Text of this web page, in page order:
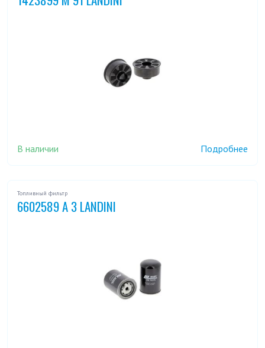
В наличии Подробнее
Топливный фильтр
6602589 A 3 LANDINI